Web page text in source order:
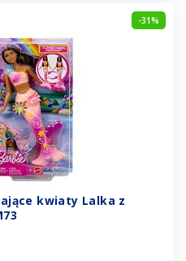
-31%
kwiaty Lalka z